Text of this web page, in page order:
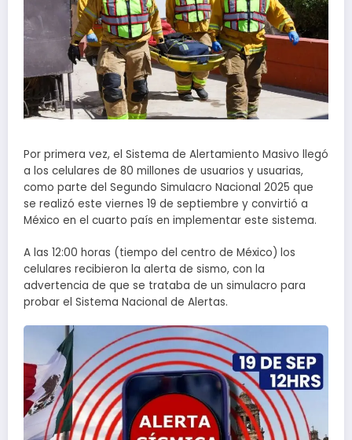
Por primera vez, el Sistema de Alertamiento Masivo llegó
a los celulares de 80 millones de usuarios y usuarias,
como parte del Segundo Simulacro Nacional 2025 que
se realizó este viernes 19 de septiembre y convirtió a
México en el cuarto país en implementar este sistema.
A las 12:00 horas (tiempo del centro de México) los
celulares recibieron la alerta de sismo, con la
advertencia de que se trataba de un simulacro para
probar el Sistema Nacional de Alertas.